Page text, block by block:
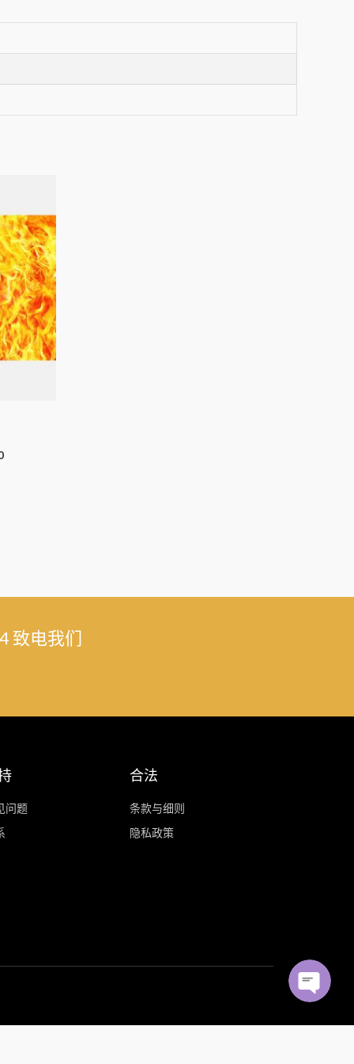
致电我们
问题
合法
条款与细则
隐私政策